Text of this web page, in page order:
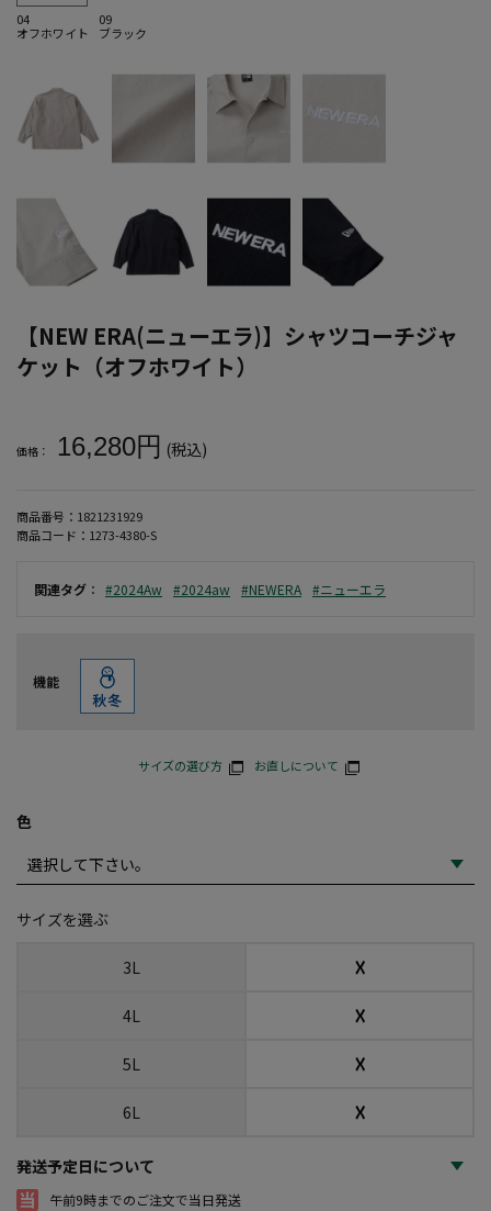
04
オフホワイト
09
ブラック
【NEW ERA(ニューエラ)】シャツコーチジャ
ケット（オフホワイト）
価格： 16,280円 (税込)
商品番号： 1821231929
商品コード： 1273-4380-S
関連タグ ： #2024Aw #2024aw #NEWERA #ニューエラ
機能
サイズの選び方 お直しについて
色
サイズを選ぶ
3L ☓
4L ☓
5L ☓
6L ☓
発送予定日について
午前9時までのご注文で当日発送